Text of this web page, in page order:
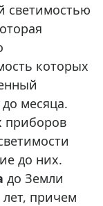
светимостью
которых
месяца.
приборов
до них.
до Земли
лет, причем